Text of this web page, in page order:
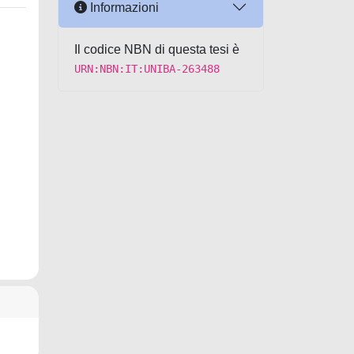
Informazioni
Il codice NBN di questa tesi è
URN:NBN:IT:UNIBA-263488